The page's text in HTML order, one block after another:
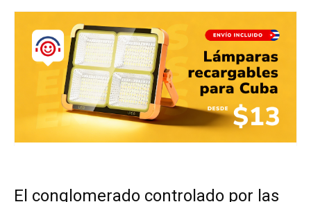
El conglomerado controlado por las